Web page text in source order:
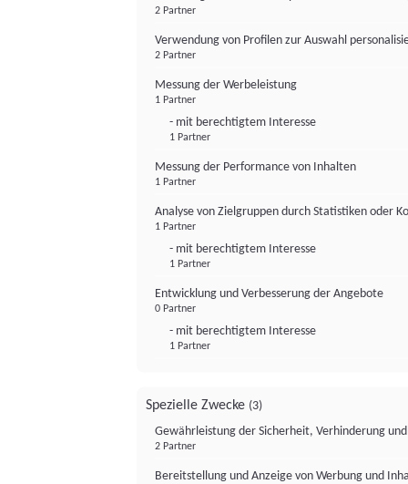
2 Partner
Verwendung von Profilen zur Auswahl
2 Partner
Messung der Werbeleistung
1 Partner
- mit berechtigtem Interesse
1 Partner
Messung der Performance von Inhalten
1 Partner
Analyse von Zielgruppen durch Statistiken oder
1 Partner
- mit berechtigtem Interesse
1 Partner
Entwicklung und Verbesserung der Angebote
0 Partner
- mit berechtigtem Interesse
1 Partner
Spezielle Zwecke (3)
Gewährleistung der Sicherheit, Verhinderung
2 Partner
Bereitstellung und Anzeige von Werbung und